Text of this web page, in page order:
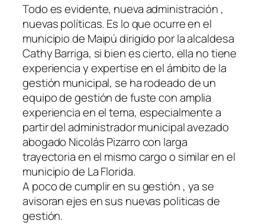
Todo es evidente, nueva administración ,
nuevas políticas. Es lo que ocurre en el
municipio de Maipú dirigido por la alcaldesa
Cathy Barriga, si bien es cierto, ella no tiene
experiencia y expertise en el ámbito de la
gestión municipal, se ha rodeado de un
equipo de gestión de fuste con amplia
experiencia en el tema, especialmente a
partir del administrador municipal avezado
abogado Nicolás Pizarro con larga
trayectoria en el mismo cargo o similar en el
municipio de La Florida.
A poco de cumplir en su gestión , ya se
avisoran ejes en sus nuevas politicas de
gestión.